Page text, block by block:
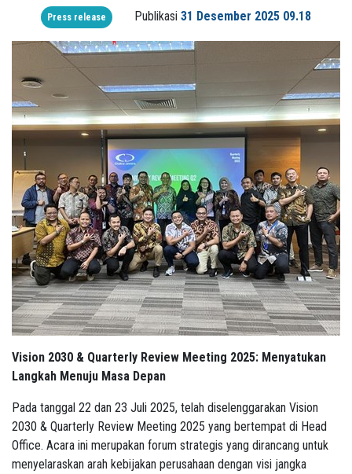
Press release Publikasi 31 Desember 2025 09.18
Vision 2030 & Quarterly Review Meeting 2025: Menyatukan
Langkah Menuju Masa Depan
Pada tanggal 22 dan 23 Juli 2025, telah diselenggarakan Vision
2030 & Quarterly Review Meeting 2025 yang bertempat di Head
Office. Acara ini merupakan forum strategis yang dirancang untuk
menyelaraskan arah kebijakan perusahaan dengan visi jangka